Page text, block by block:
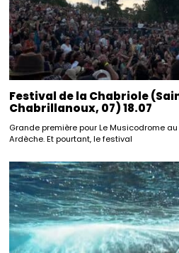
Festival de la Chabriole
Chabrillanoux, 07) 18.07
Grande première pour Le Musicodrome
Ardèche. Et pourtant, le festival